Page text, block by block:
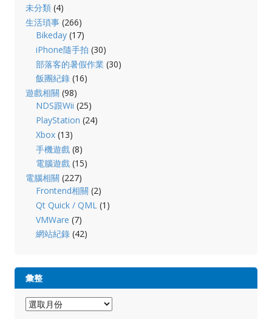
未分類(4)
生活瑣事(266)
Bikeday (17)
iPhone隨手拍 (30)
部落客的暑假作業 (30)
飯團紀錄 (16)
遊戲相關 (98)
NDS跟Wii (25)
PlayStation (24)
Xbox (13)
手機遊戲 (8)
電腦遊戲 (15)
電腦相關 (227)
Frontend相關 (2)
Qt Quick / QML (1)
VMWare (7)
網站紀錄 (42)
彙整